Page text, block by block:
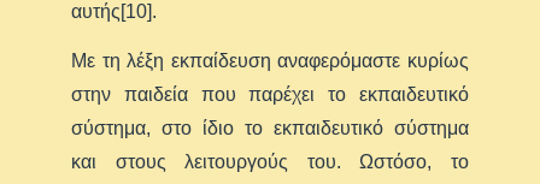
αυτής[10].
Με τη λέξη εκπαίδευση αναφερόμαστε κυρίως
στην παιδεία που παρέχει το εκπαιδευτικό
σύστημα, στο ίδιο το εκπαιδευτικό σύστημα
και στους λειτουργούς του. Ωστόσο, το